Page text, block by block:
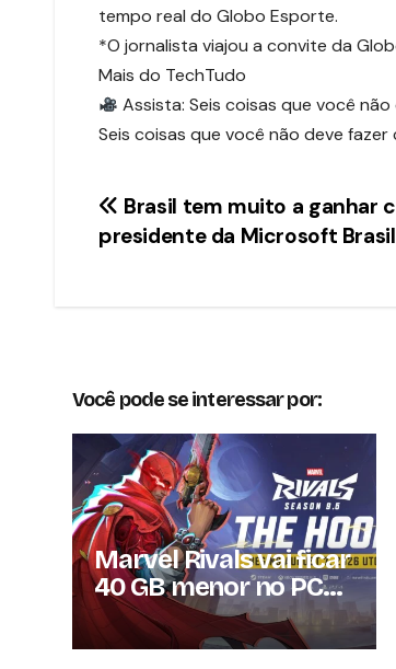
tempo real do Globo Esporte.
*O jornalista viajou a convite da
Mais do TechTudo
Assista: Seis coisas que você
Seis coisas que você não deve
Navegação
de
Brasil tem muito a ganhar
presidente da Microsoft Brasil
Você pode se interessar por:
Marvel Rivals vai ficar
40 GB menor no PC
com a Temporada 9.5